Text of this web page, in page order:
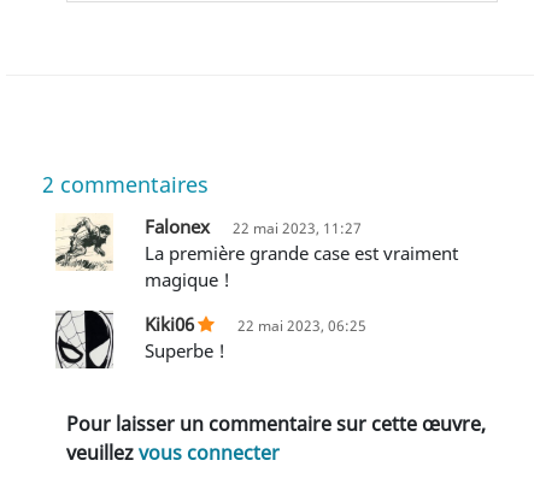
2 commentaires
Falonex 22 mai 2023, 11:27
La première grande case est vraiment
magique !
Kiki06
22 mai 2023, 06:25
Superbe !
Pour laisser un commentaire sur cette œuvre,
veuillezvous connecter